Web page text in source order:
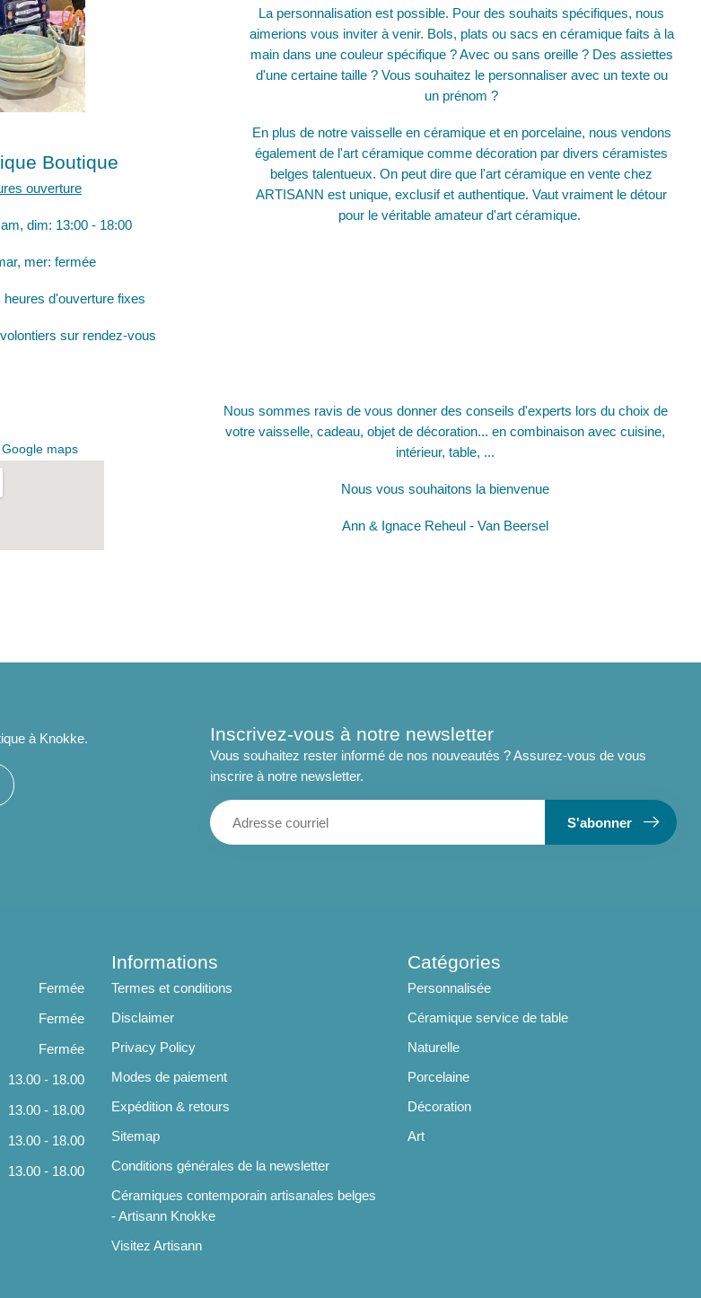
Boutique
ouverture
dim: 13:00 - 18:00
mer: fermée
heures d'ouverture fixes
sur rendez-vous
La personnalisation est possible. Pour des souhaits spécifiques, nous
aimerions vous inviter à venir. Bols, plats ou sacs en céramique faits à la
main dans une couleur spécifique ? Avec ou sans oreille ? Des assiettes
d'une certaine taille ? Vous souhaitez le personnaliser avec un texte ou
un prénom ?
En plus de notre vaisselle en céramique et en porcelaine, nous vendons
également de l'art céramique comme décoration par divers céramistes
belges talentueux. On peut dire que l'art céramique en vente chez
ARTISANN est unique, exclusif et authentique. Vaut vraiment le détour
pour le véritable amateur d'art céramique.
maps
Nous sommes ravis de vous donner des conseils d'experts lors du choix de
votre vaisselle, cadeau, objet de décoration... en combinaison avec cuisine,
intérieur, table, ...
Nous vous souhaitons la bienvenue
Ann & Ignace Reheul - Van Beersel
à Knokke. Inscrivez-vous à notre newsletter
Vous souhaitez rester informé de nos nouveautés ? Assurez-vous de vous
inscrire à notre newsletter.
S'abonner
Fermée
Fermée
Fermée
13.00 - 18.00
13.00 - 18.00
13.00 - 18.00
13.00 - 18.00
Informations
Termes et conditions
Disclaimer
Privacy Policy
Modes de paiement
Expédition & retours
Sitemap
Conditions générales de la newsletter
Céramiques contemporain artisanales belges
- Artisann Knokke
Visitez Artisann
Catégories
Personnalisée
Céramique service de table
Naturelle
Porcelaine
Décoration
Art